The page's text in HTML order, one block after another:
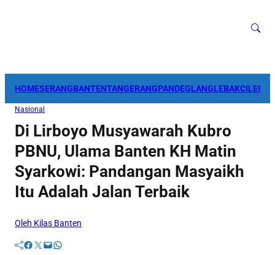
HOMESERANGBANTENTANGERANGPANDEGLANGLEBAK
Nasional
Di Lirboyo Musyawarah Kubro
PBNU, Ulama Banten KH Matin
Syarkowi: Pandangan Masyaikh
Itu Adalah Jalan Terbaik
Oleh Kilas Banten
Facebook Twitter Mail WhatsApp